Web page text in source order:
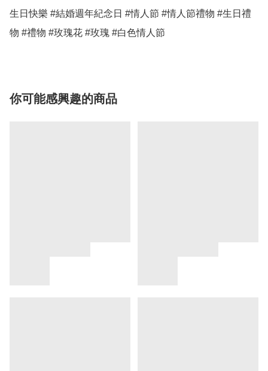
生日快樂 #結婚週年紀念日 #情人節 #情人節禮物 #生日禮
物 #禮物 #玫瑰花 #玫瑰 #白色情人節
你可能感興趣的商品